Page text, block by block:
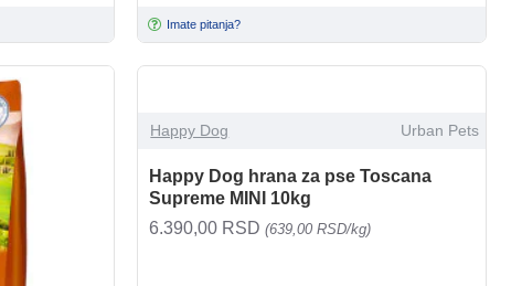
Imate pitanja?
Happy Dog Urban Pets
Happy Dog hrana za pse Toscana
Supreme MINI 10kg
6.390,00 RSD(639,00 RSD/kg)